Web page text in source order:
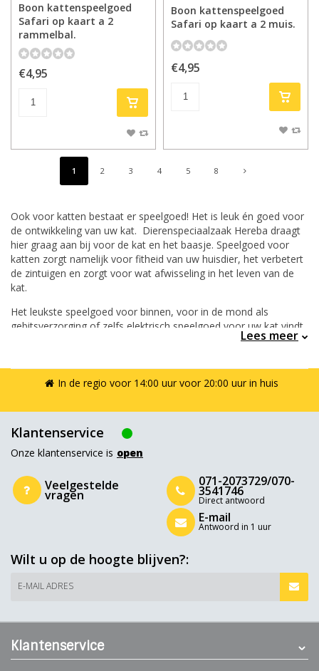
Boon kattenspeelgoed
Safari op kaart a 2
rammelbal.
€4,95
Boon kattenspeelgoed
Safari op kaart a 2 muis.
€4,95
1 2 3 4 5 8
Ook voor katten bestaat er speelgoed! Het is leuk én goed voor
de ontwikkeling van uw kat. Dierenspeciaalzaak Hereba draagt
hier graag aan bij voor de kat en het baasje. Speelgoed voor
katten zorgt namelijk voor fitheid van uw huisdier, het verbetert
de zintuigen en zorgt voor wat afwisseling in het leven van de
kat.
Het leukste speelgoed voor binnen, voor in de mond als
gebitsverzorging of zelfs elektrisch speelgoed voor uw kat vindt
u allemaal in ons assortiment. Woont u in één van onze
het kattenspeelgoed vandaag nog in huis.
Lees meer
In de regio voor 14:00 uur voor 20:00 uur in huis
Klantenservice
Onze klantenservice is open
Veelgestelde
vragen
071-2073729/070-
3541746
Direct antwoord
E-mail
Antwoord in 1 uur
Wilt u op de hoogte blijven?:
E-MAIL ADRES
Klantenservice